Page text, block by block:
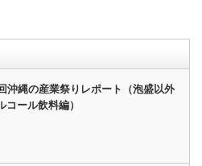
沖縄の産業祭りレポート（泡盛以外
コール飲料編）